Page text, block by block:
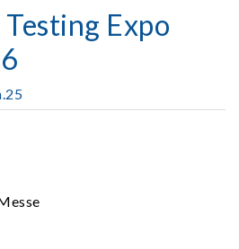
Expo